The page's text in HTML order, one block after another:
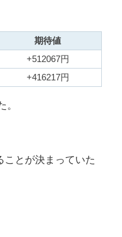
期待値
+512067円
+416217円
ことが決まっていた